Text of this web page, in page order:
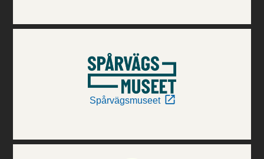
Spårvägsmuseet